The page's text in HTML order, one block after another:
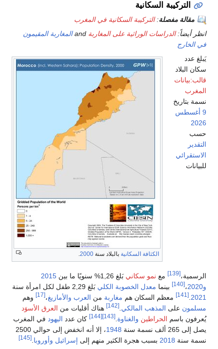
السكانية
مفصلة:التركيبة السكانية في المغرب
الدراسات الوراثية على المغاربةand
المغاربة المقيمون
الكثافة السكانيةبالبلاد سنة2000
.
معنمو سكانيبَلغ 1,26% سنويًا ما بين
2015
بينمامعدل الخصوبة الكليبَلغ 2,29 طفل لكل امرأة سنة
معظم السكان هممغاربة منالعرب والأمازيغ،
وهم
علىالمذهب المالكي. هناك أقليات منالعرق الأسوَد
باسمالحراطين والغناوة.
[144] كان عدداليهود في المغرب
1948
، إلا أنه انخفض إلى حوالي 2500
سنة2018 بسبب هجرة الكثير منهم إلى إسرائيل وأوروبا.
[145]